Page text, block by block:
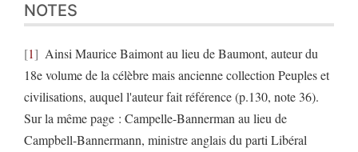
NOTES
1
Ainsi Maurice Baimont au lieu de Baumont, auteur du
18e volume de la célèbre mais ancienne collection Peuples et
civilisations, auquel l'auteur fait référence (p.130, note 36).
Sur la même page : Campelle-Bannerman au lieu de
Campbell-Bannermann, ministre anglais du parti Libéral